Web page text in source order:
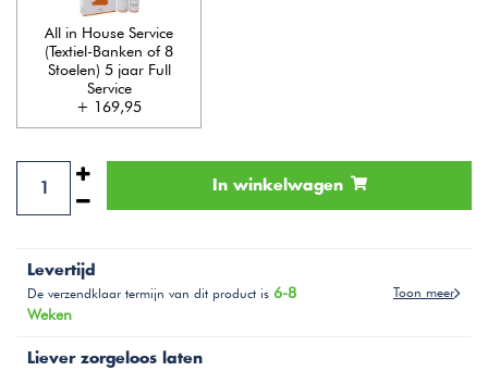
All in House Service
(Textiel-Banken of 8
Stoelen) 5 jaar Full
Service
+ 169,95
In winkelwagen
Levertijd
De verzendklaar termijn van dit product is 6-8
Weken
Toon meer
Liever zorgeloos laten